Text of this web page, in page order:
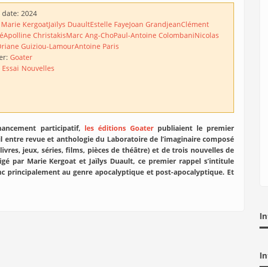
date: 2024
Marie KergoatJaïlys DuaultEstelle FayeJoan GrandjeanClément
Apolline ChristakisMarc Ang-ChoPaul-Antoine ColombaniNicolas
Guiziou-LamourAntoine Paris
Goater
Essai Nouvelles
participatif, les éditions Goaterpubliaient le premier
entre revue et anthologie du Laboratoire de l’imaginaire composé
jeux, séries, films, pièces de théâtre) et de trois nouvelles de
par Marie Kergoat et Jaïlys Duault, ce premier rappel s’intitule
principalement au genre apocalyptique et post-apocalyptique. Et